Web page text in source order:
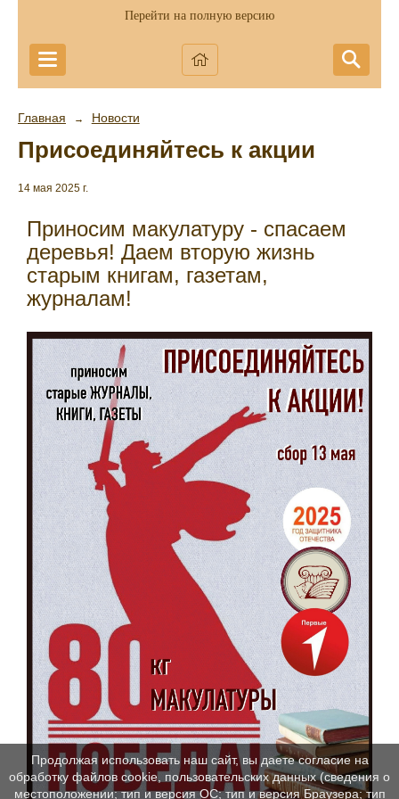
Перейти на полную версию
Главная → Новости
Присоединяйтесь к акции
14 мая 2025 г.
Приносим макулатуру - спасаем
деревья! Даем вторую жизнь
старым книгам, газетам,
журналам!
Продолжая использовать наш сайт, вы даете согласие на
обработку файлов cookie, пользовательских данных (сведения о
местоположении; тип и версия ОС; тип и версия Браузера; тип